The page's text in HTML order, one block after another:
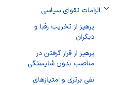
الزامات تقوای سیاسی
تغییر وضعیت زیربخش‌های الزامات تقوای سیاسی
پرهیز از تخریب رقبا و
دیگران
پرهیز از قرار گرفتن در
مناصب بدون شایستگی
نفی برتری و امتیازهای